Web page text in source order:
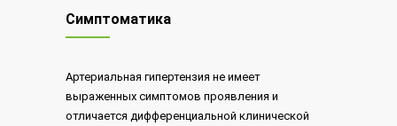
Симптоматика
Артериальная гипертензия не имеет
выраженных симптомов проявления и
отличается дифференциальной клинической